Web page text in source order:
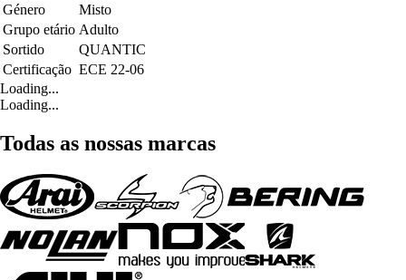
Género
Misto
Grupo etário Adulto
Sortido
QUANTIC
Certificação ECE 22-06
Loading...
Loading...
Todas as nossas marcas